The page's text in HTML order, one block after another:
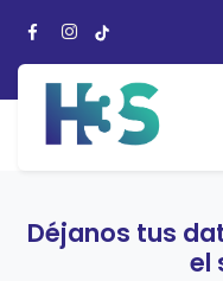
Déjanos tus
el